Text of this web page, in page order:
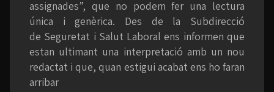
assignades”, que no podem fer una lectura
única i genèrica. Des de la Subdirecció
de Seguretat i Salut Laboral ens informen que
estan ultimant una interpretació amb un nou
redactat i que, quan estigui acabat ens ho faran
arribar